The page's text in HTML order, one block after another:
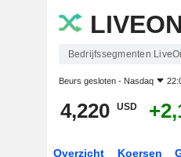
Bedrijfssegmenten
Beurs gesloten - Nasdaq
4,220 USD
Overzicht Koersen